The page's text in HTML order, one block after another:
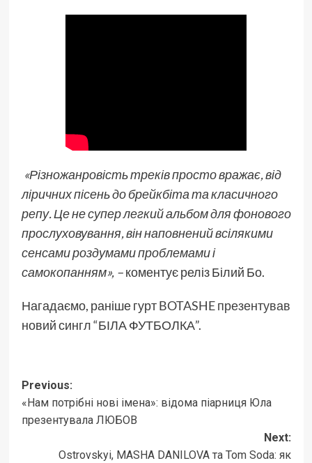
«Різножанровість треків просто вражає, від
ліричних пісень до брейкбіта та класичного
репу. Це не супер легкий альбом для фонового
прослуховування, він наповнений всілякими
сенсами роздумами проблемами і
самокопанням», –коментує реліз Білий Бо.
Нагадаємо, раніше гуртBOTASHE презентував
новий сингл “БІЛА ФУТБОЛКА”.
Post
navigation
Previous:
«Нам потрібні нові імена»: відома піарниця Юла
презентувала ЛЮБОВ
Next:
Ostrovskyi, MASHA DANILOVA та Tom Soda: як